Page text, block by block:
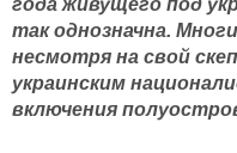
так однозначна.
несмотря на свой
украинским
включения